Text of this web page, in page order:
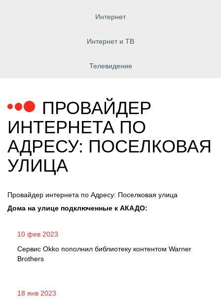
Интернет
Интернет и ТВ
Телевидение
ПРОВАЙДЕР
ИНТЕРНЕТА ПО
АДРЕСУ: ПОСЕЛКОВАЯ
УЛИЦА
Провайдер интернета по Адресу: Поселковая улица
Дома на улице подключенные к АКАДО:
10 фев 2023
Сервис Okko пополнил библиотеку контентом Warner
Brothers
18 янв 2023